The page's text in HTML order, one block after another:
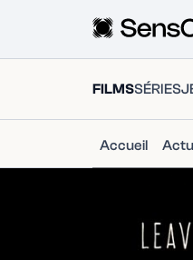
FILMSSÉRIES
Accueil